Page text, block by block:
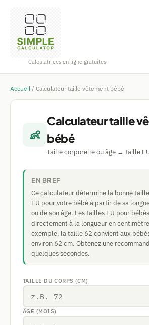
Calculatrices en ligne gratuites
Accueil / Calculateur taille vêtement bébé
👶
Calculateur taille
bébé
Taille corporelle ou âge → taille
EN BREF
Ce calculateur détermine la bonne
EU pour votre bébé à partir de sa
ou de son âge. Les tailles EU pour
directement à la longueur en
exemple, la taille 62 convient aux
environ 62 cm. Obtenez une
quelques secondes.
TAILLE DU CORPS (CM)
ÂGE (MOIS)